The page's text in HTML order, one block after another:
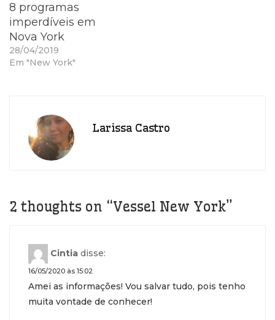
8 programas
imperdíveis em
Nova York
28/04/2019
Em "New York"
Larissa Castro
2 thoughts on “Vessel New York”
Cintia disse:
16/05/2020 às 15:02
Amei as informações! Vou salvar tudo, pois tenho
muita vontade de conhecer!